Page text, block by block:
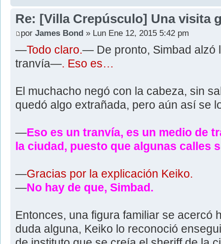
Re: [Villa Crepúsculo] Una visita
por James Bond » Lun Ene 12, 2015 5:42 pm
—Todo claro.— De pronto, Simbad alzó
tranvía—. Eso es…
El muchacho negó con la cabeza, sin
quedó algo extrañada, pero aún así se
—Eso es un tranvía, es un medio de
la ciudad, puesto que algunas calles
—Gracias por la explicación Keiko.
—No hay de que, Simbad.
Entonces, una figura familiar se acercó
duda alguna, Keiko lo reconoció